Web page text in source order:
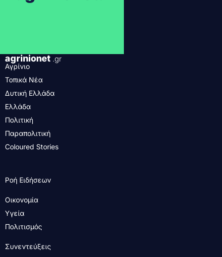
agrinionet .gr
Αγρίνιο
Τοπικά Νέα
Δυτική Ελλάδα
Ελλάδα
Πολιτική
Παραπολιτική
Coloured Stories
Ροή Ειδήσεων
Οικονομία
Υγεία
Πολιτισμός
Συνεντεύξεις